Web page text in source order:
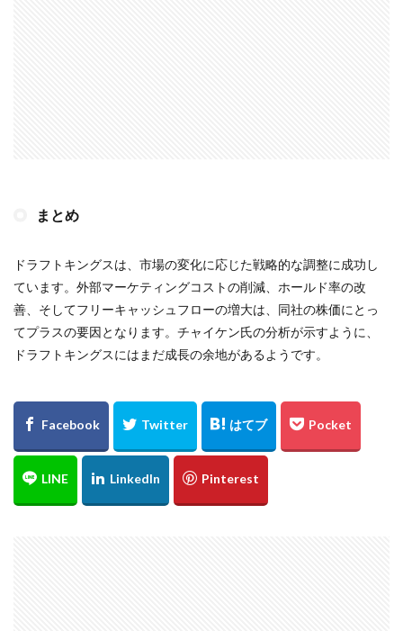
まとめ
ドラフトキングスは、市場の変化に応じた戦略的な調整に成功し
ています。外部マーケティングコストの削減、ホールド率の改
善、そしてフリーキャッシュフローの増大は、同社の株価にとっ
てプラスの要因となります。チャイケン氏の分析が示すように、
ドラフトキングスにはまだ成長の余地があるようです。